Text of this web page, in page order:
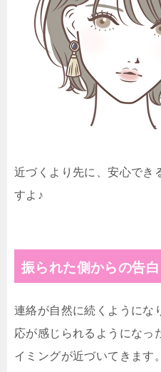
近づくより先に、安心でき
すよ♪
振られた側からの告
連絡が自然に続くようにな
応が感じられるようになっ
イミングが近づいてきます